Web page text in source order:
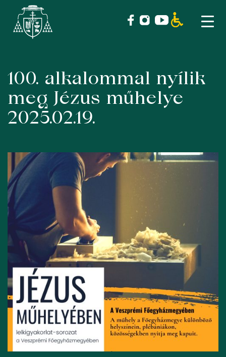
Skip100. alkalommal nyílik
meg Jézus műhelye
2025.02.19.